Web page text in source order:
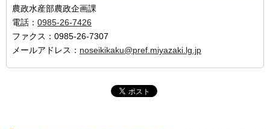
農政水産部農政企画課
電話： 0985-26-7426
ファクス：0985-26-7307
メールアドレス： noseikikaku@pref.miyazaki.lg.jp